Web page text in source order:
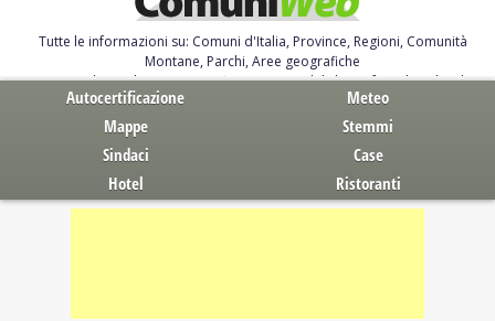
Tutte le informazioni su: Comuni d'Italia, Province, Regioni, Comunità
Montane, Parchi, Aree geografiche
Servizi al Cittadino. Autocertificazione, moduli, leggi, free download
Autocertificazione
Meteo
Mappe
Stemmi
Sindaci
Case
Hotel
Ristoranti